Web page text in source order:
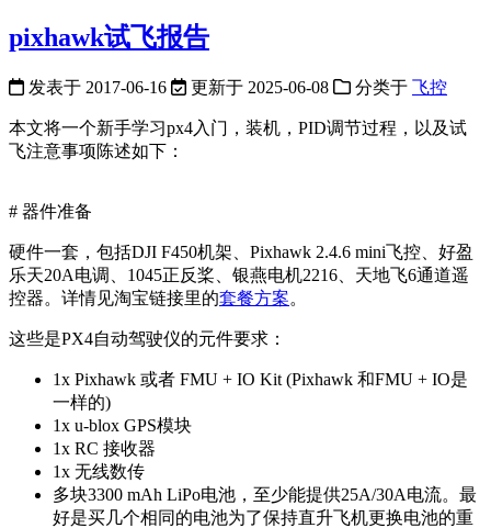
pixhawk试飞报告
发表于 2017-06-16 更新于 2025-06-08 分类于 飞控
本文将一个新手学习px4入门，装机，PID调节过程，以及试
飞注意事项陈述如下：
# 器件准备
硬件一套，包括DJI F450机架、Pixhawk 2.4.6 mini飞控、好盈
乐天20A电调、1045正反桨、银燕电机2216、天地飞6通道遥
控器。详情见淘宝链接里的套餐方案。
这些是PX4自动驾驶仪的元件要求：
1x Pixhawk 或者 FMU + IO Kit (Pixhawk 和FMU + IO是
一样的)
1x u-blox GPS模块
1x RC 接收器
1x 无线数传
多块3300 mAh LiPo电池，至少能提供25A/30A电流。最
好是买几个相同的电池为了保持直升飞机更换电池的重